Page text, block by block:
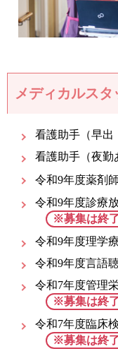
メディカルスタ
看護助手（早出
看護助手（夜勤
令和9年度薬剤
令和9年度診療
※募集は終
令和9年度理学
令和9年度言語
令和7年度管理
※募集は終
令和7年度臨床
※募集は終